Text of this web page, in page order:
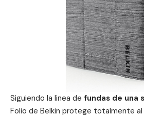
Siguiendo la linea de fundas de una
Folio de Belkin protege totalmente al